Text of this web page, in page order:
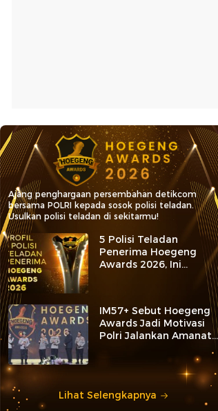
Ajang penghargaan persembahan detikcom
bersama POLRI kepada sosok polisi teladan.
Usulkan polisi teladan di sekitarmu!
5 Polisi Teladan
Penerima Hoegeng
Awards 2026, Ini
Kategori dan Kiprahnya
IM57+ Sebut Hoegeng
Awards Jadi Motivasi
Polri Jalankan Amanat
Lihat Selengkapnya